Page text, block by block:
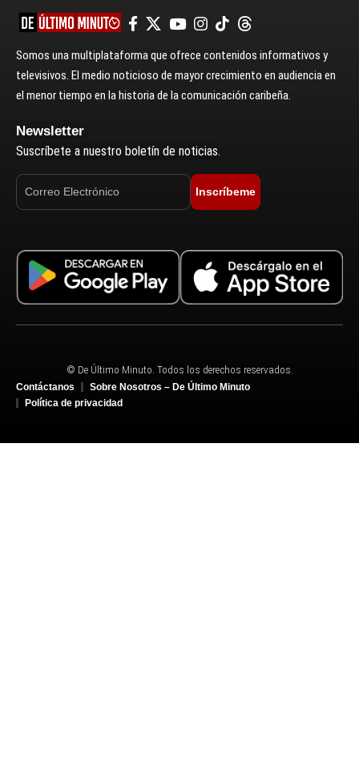
Somos una multiplataforma que ofrece contenidos informativos y
televisivos. El medio noticioso de mayor crecimiento en audiencia en
el menor tiempo en la historia de la comunicación caribeña.
Newsletter
Suscríbete a nuestro boletín de noticias.
Inscríbeme
© De Último Minuto. Todos los derechos reservados.
Contáctanos
Sobre Nosotros – De Último Minuto
Política de privacidad